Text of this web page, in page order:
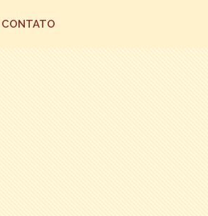
CONTATO